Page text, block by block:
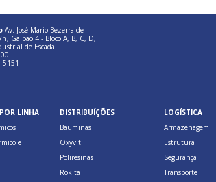
Av. José Mario Bezerra de
Galpão 4 - Bloco A, B, C, D,
de Escada
5151
LINHA
e
DISTRIBUÍÇÕES
Bauminas
Oxyvit
Poliresinas
Rokita
LOGÍSTICA
Armazenagem
Estrutura
Segurança
Transporte